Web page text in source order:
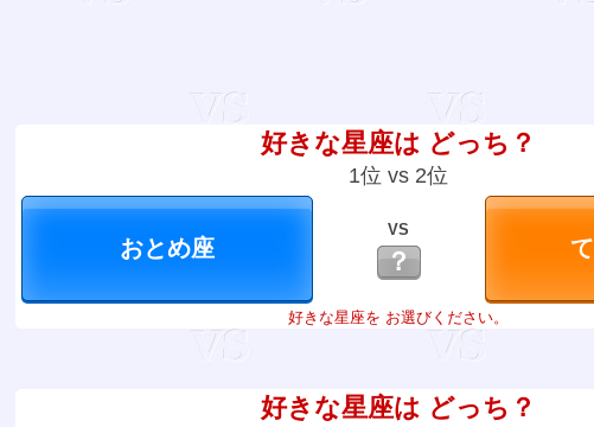
好きな星座は どっち？
1位 vs 2位
VS
？
好きな星座を お選びください。
好きな星座は どっち？